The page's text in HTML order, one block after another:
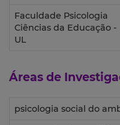
Faculdade Psicologia
Ciências da Educação -
UL
Áreas de
psicologia social do